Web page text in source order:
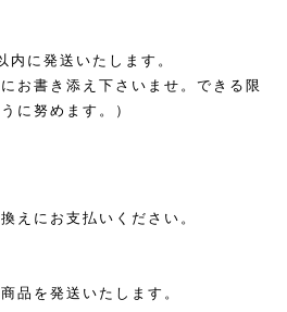
内に発送いたします。
お書き添え下さいませ。できる限
に努めます。）
えにお支払いください。
品を発送いたします。